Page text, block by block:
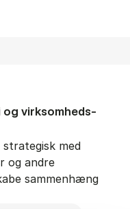
og virksomheds­
med
og andre
sammenhæng